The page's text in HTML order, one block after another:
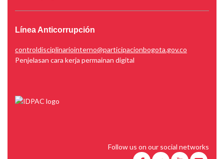
Línea Anticorrupción
controldisciplinariointerno@participacionbogota.gov.co
Penjelasan cara kerja permainan digital
Follow us on our social networks